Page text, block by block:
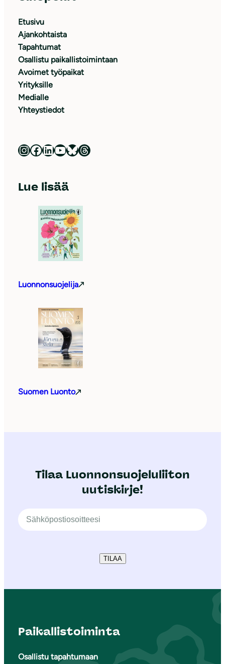
Etusivu
Ajankohtaista
Tapahtumat
Osallistu paikallistoimintaan
Avoimet työpaikat
Yrityksille
Medialle
Yhteystiedot
Luonnonsuojeluliitto Instagramissa Luonnonsuojeluliitto Facebookissa Luonnonsuojeluliitto LinkedInissä Luonnonsuojeluliiton YouTube-kanava Luonnonsuojeluliitto Blueskyssa Luonnonsuojeluliitto Threadsissa
Lue lisää
Luonnonsuojelija
Suomen Luonto
Tilaa Luonnonsuojeluliiton
uutiskirje!
TILAA
Paikallistoiminta
Osallistu tapahtumaan